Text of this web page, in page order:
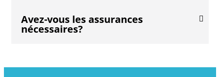
Avez-vous les assurances
nécessaires?